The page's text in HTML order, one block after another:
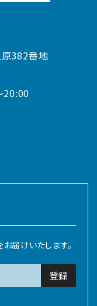
382番地
20:00
届けいたします。
登録